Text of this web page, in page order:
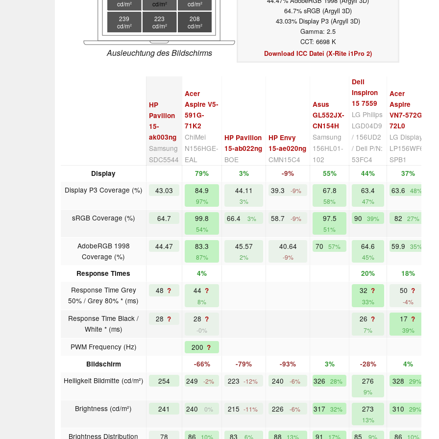
cd/m²
cd/m²
cd/m²
239
cd/m²
223
cd/m²
208
cd/m²
Ausleuchtung des Bildschirms
64.7% sRGB (Argyll 3D)
43.03% Display P3 (Argyll 3D)
Gamma: 2.5
CCT: 6698 K
Download ICC Datei (X-Rite i1Pro 2)
HP
Pavilion
15-
ak003ng
Samsung
SDC5544
Acer
Aspire V5-
591G-
71K2
ChiMei
N156HGE-
EAL
HP Pavilion
15-ab022ng
BOE
HP Envy
15-ae020ng
CMN15C4
Asus
GL552JX-
CN154H
Samsung
156HL01-
102
Dell
Inspiron
15 7559
LG Philips
LGD04D9
/ 156UD2
/ Dell P/N:
53FC4
Acer
Aspire
VN7-572G-
72L0
LG Display
LP156WF6-
SPB1
Display 79% 3% -9% 55% 44% 37%
Display P3 Coverage (%) 43.03 84.9
97%
44.11
3%
39.3 -9% 67.8
58%
63.4
47%
63.6 48%
sRGB Coverage (%) 64.7 99.8
54%
66.4 3% 58.7 -9% 97.5
51%
90 39% 82 27%
AdobeRGB 1998
Coverage (%)
44.47 83.3
87%
45.57
2%
40.64
-9%
70 57% 64.6
45%
59.9 35%
Response Times 4% 20% 18%
Response Time Grey
50% / Grey 80% * (ms)
48 ? 44 ?
8%
32 ?
33%
50 ?
-4%
Response Time Black /
White * (ms)
28 ? 28 ?
-0%
26 ?
7%
17 ?
39%
PWM Frequency (Hz) 200 ?
Bildschirm
-66% -79% -93% 3% -28% 4%
Helligkeit Bildmitte (cd/m²) 254 249 -2% 223 -12% 240 -6% 326 28% 276
9%
328 29%
Brightness (cd/m²) 241 240 0% 215 -11% 226 -6% 317 32% 273
13%
310 29%
Brightness Distribution 78 86 10% 83 6% 88 13% 91 17% 85 9% 86 10%